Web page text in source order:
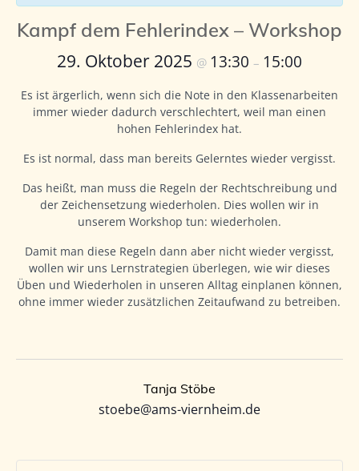
Kampf dem Fehlerindex – Workshop
29. Oktober 2025 @ 13:30 – 15:00
Es ist ärgerlich, wenn sich die Note in den Klassenarbeiten
immer wieder dadurch verschlechtert, weil man einen
hohen Fehlerindex hat.
Es ist normal, dass man bereits Gelerntes wieder vergisst.
Das heißt, man muss die Regeln der Rechtschreibung und
der Zeichensetzung wiederholen. Dies wollen wir in
unserem Workshop tun: wiederholen.
Damit man diese Regeln dann aber nicht wieder vergisst,
wollen wir uns Lernstrategien überlegen, wie wir dieses
Üben und Wiederholen in unseren Alltag einplanen können,
ohne immer wieder zusätzlichen Zeitaufwand zu betreiben.
Tanja Stöbe
stoebe@ams-viernheim.de